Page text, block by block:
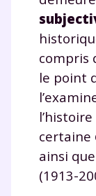
compris
le point
certaine
ainsi
(1913-